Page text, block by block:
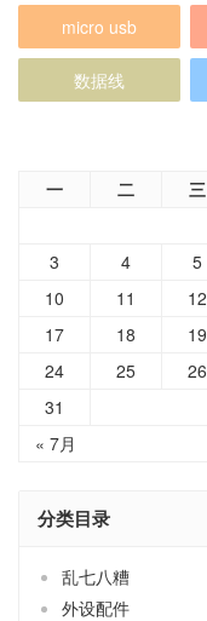
micro usb
数据线
一 二 三
« 7月
3
4 5
10
11 12
17
18 19
24
25 26
31
分类目录
乱七八糟
外设配件